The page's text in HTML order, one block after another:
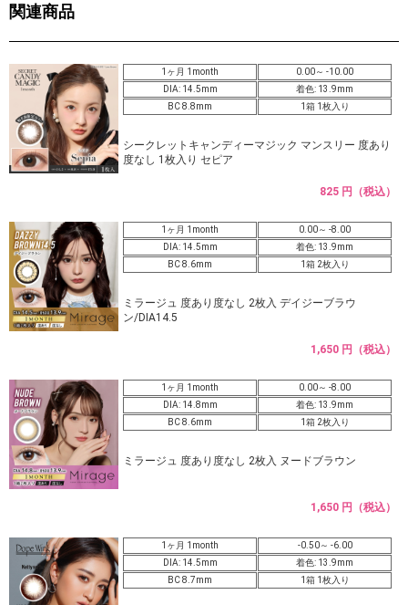
関連商品
1ヶ月 1month
0.00～ -10.00
DIA: 14.5mm
着色: 13.9mm
BC 8.8mm
1箱 1枚入り
シークレットキャンディーマジック マンスリー 度あり
度なし 1枚入り セピア
825 円（税込）
1ヶ月 1month
0.00～ -8.00
DIA: 14.5mm
着色: 13.9mm
BC 8.6mm
1箱 2枚入り
ミラージュ 度あり度なし 2枚入 デイジーブラウ
ン/DIA14.5
1,650 円（税込）
1ヶ月 1month
0.00～ -8.00
DIA: 14.8mm
着色: 13.9mm
BC 8.6mm
1箱 2枚入り
ミラージュ 度あり度なし 2枚入 ヌードブラウン
1,650 円（税込）
1ヶ月 1month
-0.50～ -6.00
DIA: 14.5mm
着色: 13.9mm
BC 8.7mm
1箱 1枚入り